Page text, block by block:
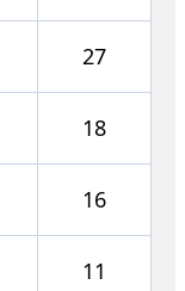
27
18
16
11